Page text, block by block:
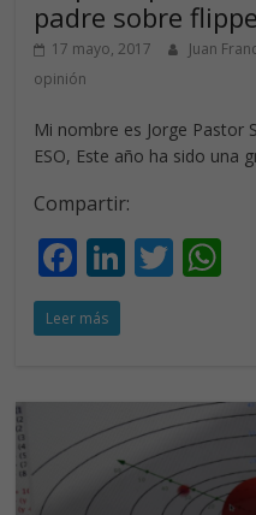
padre sobre
17 mayo, 2017 Juan
opinión
Mi nombre es Jorge Pastor
ESO, Este año ha sido una
Compartir:
F
ac
e
o
o
k
Li
dI
n
T
A
p
p
Leer más